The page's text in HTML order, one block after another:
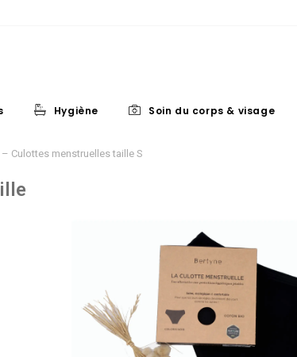
Hygiène Soin du corps & visage
– Culottes menstruelles taille S